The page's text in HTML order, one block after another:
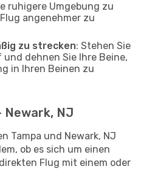
ruhigere Umgebung zu
angenehmer zu
zu strecken: Stehen Sie
dehnen Sie Ihre Beine,
in Ihren Beinen zu
Newark, NJ
Tampa und Newark, NJ
ob es sich um einen
Flug mit einem oder